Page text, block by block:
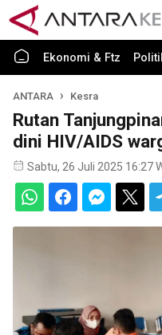
Ekonomi & Ftz
ANTARA Kesra
Rutan
dini HIV/AIDS
Sabtu, 26 Juli 2025 16:27